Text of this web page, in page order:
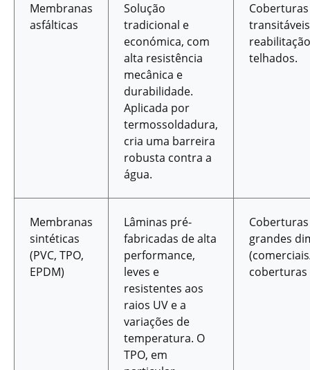
Membranas
asfálticas
Solução
tradicional e
económica, com
alta resistência
mecânica e
durabilidade.
Aplicada por
termossoldadura,
cria uma barreira
robusta contra a
água.
telhados.
Membranas
sintéticas
(PVC, TPO,
EPDM)
Lâminas pré-
fabricadas de alta
performance,
leves e
resistentes aos
raios UV e a
variações de
temperatura. O
TPO, em
grandes
coberturas